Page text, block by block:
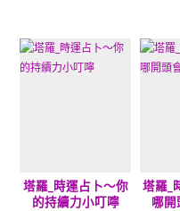
塔羅_時運占卜～你
的持續力小叮嚀
塔羅_
哪開